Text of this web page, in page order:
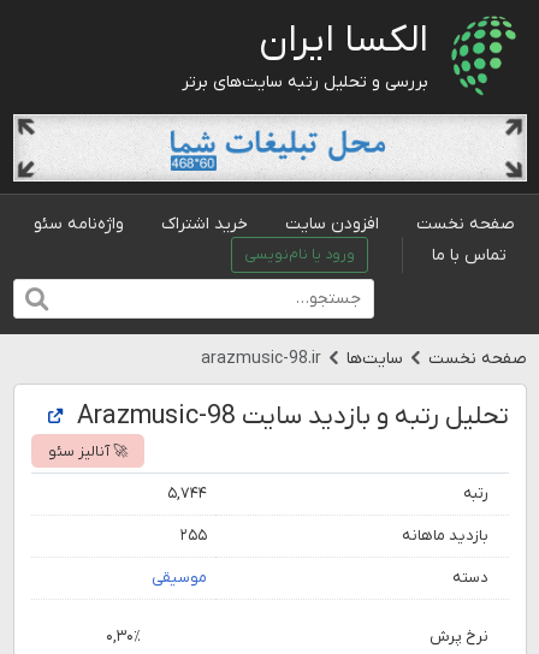
الکسا ایران
بررسی و تحلیل رتبه سایت‌های برتر
صفحه نخست افزودن سایت خرید اشتراک
واژه‌نامه سئو
تماس با ما
ورود یا نام‌نویسی
صفحه نخست سایت‌ها arazmusic-98.ir
تحلیل رتبه و بازدید سایت Arazmusic-98
🚀 آنالیز سئو
رتبه ۵,۷۴۴
بازدید ماهانه ۲۵۵
دسته موسیقی
نرخ پرش ۰,۳۰٪